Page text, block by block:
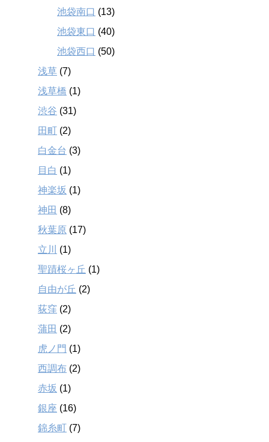
池袋南口 (13)
池袋東口 (40)
池袋西口 (50)
浅草 (7)
浅草橋 (1)
渋谷 (31)
田町 (2)
白金台 (3)
目白 (1)
神楽坂 (1)
神田 (8)
秋葉原 (17)
立川
(1)
聖蹟桜ヶ丘 (1)
自由が丘 (2)
荻窪 (2)
蒲田 (2)
虎ノ門 (1)
西調布 (2)
赤坂 (1)
銀座 (16)
錦糸町 (7)